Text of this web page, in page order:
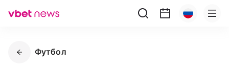
Футбол